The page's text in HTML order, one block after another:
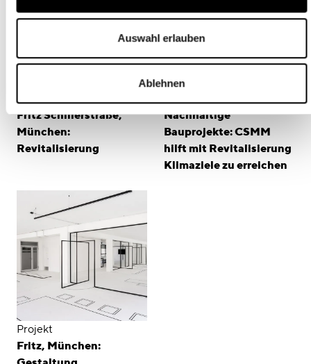
Auswahl erlauben
Ablehnen
Projekt
Fritz Schillerstraße,
München:
Revitalisierung
Nachhaltige
Bauprojekte: CSMM
hilft mit Revitalisierung
Klimaziele zu erreichen
Projekt
Fritz, München: